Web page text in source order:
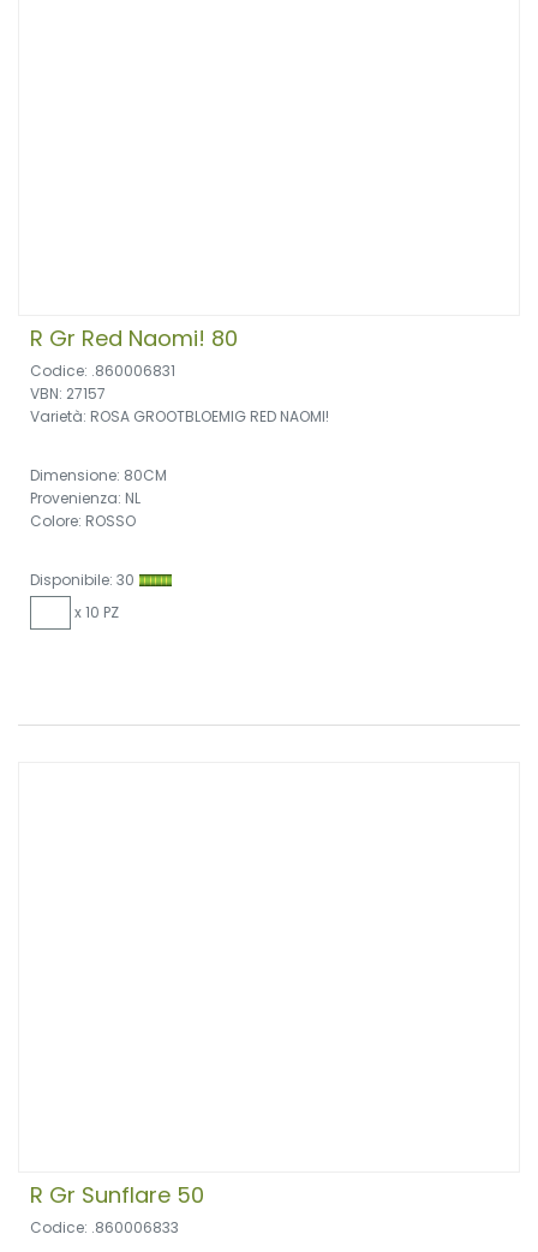
R Gr Red Naomi! 80
Codice: .860006831
VBN: 27157
Varietà: ROSA GROOTBLOEMIG RED NAOMI!
Dimensione: 80CM
Provenienza: NL
Colore: ROSSO
Disponibile: 30
x 10 PZ
R Gr Sunflare 50
Codice: .860006833